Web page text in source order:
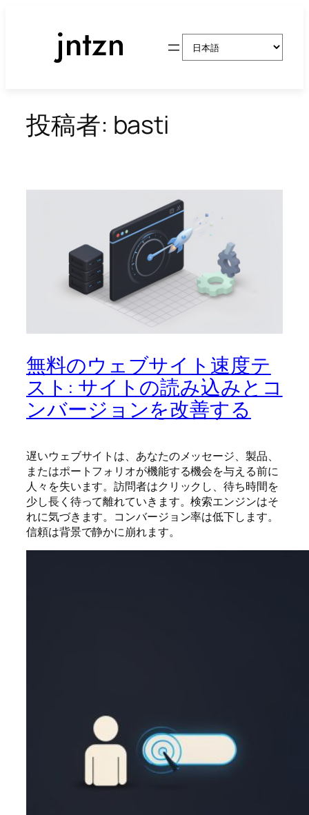
言
語
投稿者: basti
無料のウェブサイト速度テ
スト: サイトの読み込みとコ
ンバージョンを改善する
遅いウェブサイトは、あなたのメッセージ、製品、
またはポートフォリオが機能する機会を与える前に
人々を失います。訪問者はクリックし、待ち時間を
少し長く待って離れていきます。検索エンジンはそ
れに気づきます。コンバージョン率は低下します。
信頼は背景で静かに崩れます。